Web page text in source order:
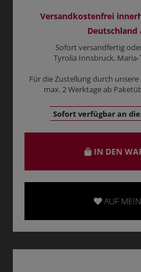
Versandkostenfrei
Deutschland
Sofort versandfertig
Tyrolia Innsbruck,
Für die Zustellung durch
max. 2 Werktage ab
Sofort verfügbar an
IN DEN
AUF